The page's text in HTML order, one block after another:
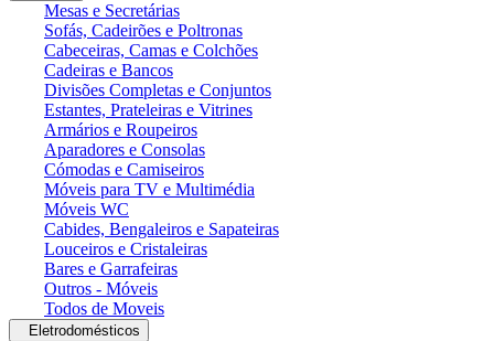
Mesas e Secretárias
Sofás, Cadeirões e Poltronas
Cabeceiras, Camas e Colchões
Cadeiras e Bancos
Divisões Completas e Conjuntos
Estantes, Prateleiras e Vitrines
Armários e Roupeiros
Aparadores e Consolas
Cómodas e Camiseiros
Móveis para TV e Multimédia
Móveis WC
Cabides, Bengaleiros e Sapateiras
Louceiros e Cristaleiras
Bares e Garrafeiras
Outros - Móveis
Todos de Moveis
Eletrodomésticos